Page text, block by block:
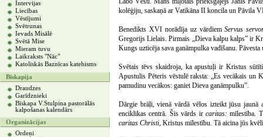
Intervijas
Liecības
Vēstījumi
Svētrunas
Ievads Misālē
Svētā Mise
Mieram tuvu
Laikraksts "Nāc"
Katoliskās Baznīcas katehisms
Bīskapija
Draudzes
Garīdznieki
Bīskapa V.Stulpina pastorālās
kalpošanas kalendārs
Organizācijas
Ordeņi
kolēģiju, saskaņā ar Vatikāna II koncila un Pāvila
Benedikts XVI norādīja uz vārdiemServus
Gregorijs Lielais. Pirmais „Dieva kalpu kalps” ir
Kungs uzticēja sava ganāmpulka vadīšanu.
Svētais tēvs skaidroja, ka apustuļi ir Kristus
Apustulis Pēteris vēstulē raksta: „Es vecākais un
pamudinu vecākos: ganiet Dieva ganāmpulku”.
Dārgie brāļi, vienā vārdā vēlos izteikt jūsu jaunā
enciklikas centrā. Šis vārds ir caritas: mīlestība.
caritas Christi, Kristus mīlestību. Tā aicina jūs